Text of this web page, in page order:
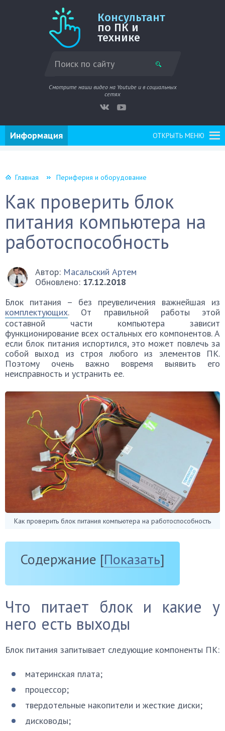
Консультант
по ПК и
технике
Смотрите наши видео на Youtube и в социальных
сетях
ОТКРЫТЬ МЕНЮ
Информация
Главная Периферия и оборудование
Как проверить блок
питания компьютера на
работоспособность
Автор: Масальский Артем
Обновлено: 17.12.2018
Блок питания – без преувеличения важнейшая из
комплектующих. От правильной работы этой
составной части компьютера зависит
функционирование всех остальных его компонентов. А
если блок питания испортился, это может повлечь за
собой выход из строя любого из элементов ПК.
Поэтому очень важно вовремя выявить его
неисправность и устранить ее.
Как проверить блок питания компьютера на работоспособность
Содержание [Показать]
Что питает блок и какие у
него есть выходы
Блок питания запитывает следующие компоненты ПК:
материнская плата;
процессор;
твердотельные накопители и жесткие диски;
дисководы;